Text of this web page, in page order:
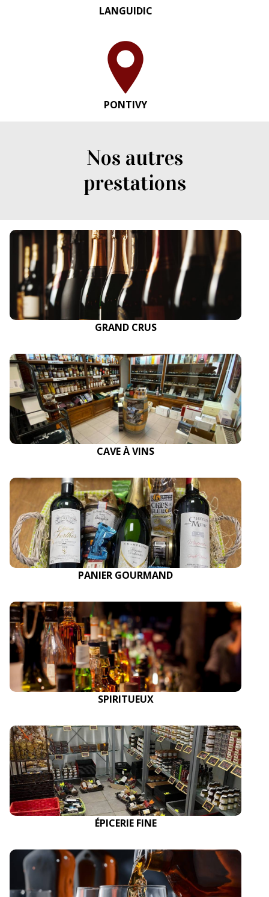
LANGUIDIC
PONTIVY
Nos autres
prestations
GRAND CRUS
CAVE À VINS
PANIER GOURMAND
SPIRITUEUX
ÉPICERIE FINE